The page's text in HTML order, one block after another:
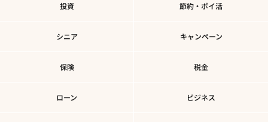
投資 節約・ポイ活
シニア キャンペーン
保険 税金
ローン ビジネス